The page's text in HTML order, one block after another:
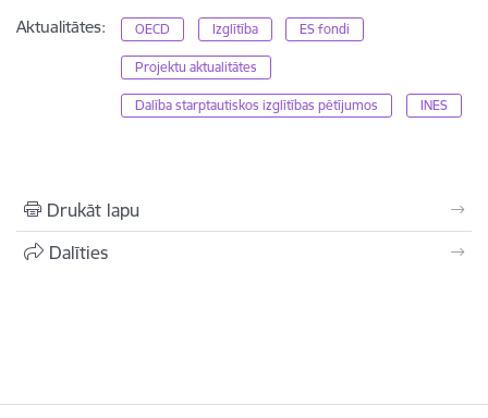
Aktualitātes: OECD Izglītība ES fondi
Projektu aktualitātes
Dalība starptautiskos izglītības pētījumos INES
Drukāt lapu
Dalīties